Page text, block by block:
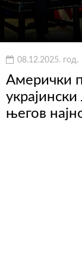
08.12.2025. год.
Амерички
његов